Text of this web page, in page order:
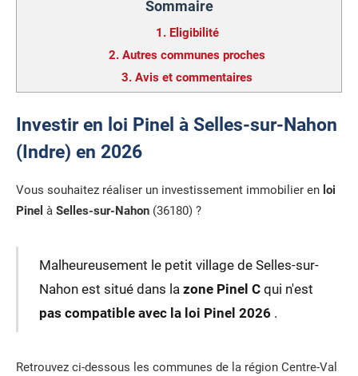
Sommaire
1. Eligibilité
2. Autres communes proches
3. Avis et commentaires
Investir en loi Pinel à Selles-sur-Nahon
(Indre) en 2026
Vous souhaitez réaliser un investissement immobilier en loi
Pinel à Selles-sur-Nahon (36180) ?
Malheureusement le petit village de Selles-sur-
Nahon est situé dans la zone Pinel Cqui n'est
pas compatible avec la loi Pinel 2026 .
Retrouvez ci-dessous les communes de la région Centre-Val